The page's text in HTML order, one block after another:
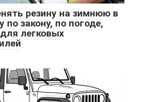
резину на зимнюю в
по закону, по погоде,
легковых